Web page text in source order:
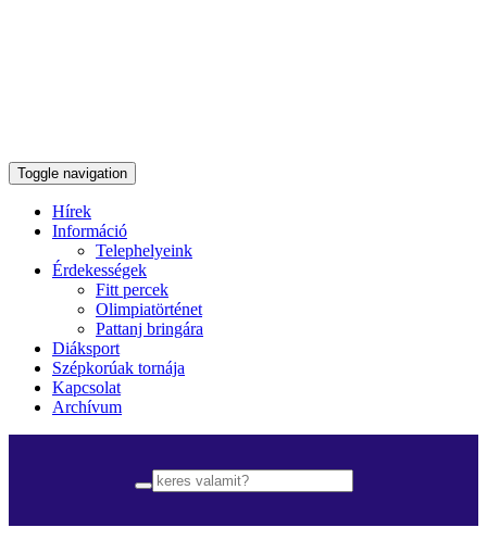
Toggle navigation
Hírek
Információ
Telephelyeink
Érdekességek
Fitt percek
Olimpiatörténet
Pattanj bringára
Diáksport
Szépkorúak tornája
Kapcsolat
Archívum